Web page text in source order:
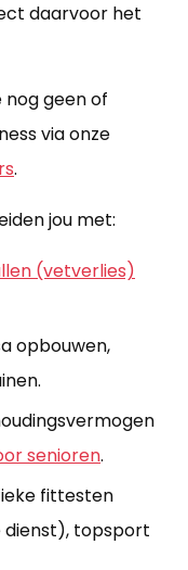
daarvoor het
nog geen of
via onze
​.
jou met:
(vetverlies)
opbouwen,
senioren.
fittesten
dienst), topsport